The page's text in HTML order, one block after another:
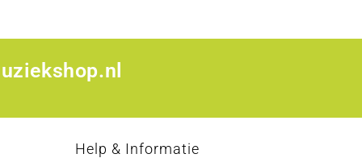
Help & Informatie